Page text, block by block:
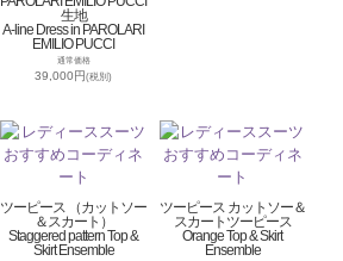
生地
A-line Dress in PAROLARI
EMILIO PUCCI
通常価格
39,000円(税別)
ツーピース （カットソー
＆スカート）
Staggered pattern Top &
Skirt Ensemble
ツーピース カットソー＆
スカートツーピース
Orange Top & Skirt
Ensemble